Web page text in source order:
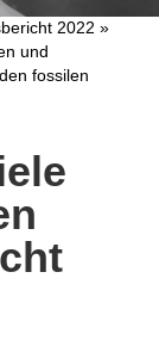
2022 »
und
fossilen